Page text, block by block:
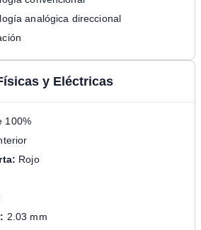
analógica direccional
y Eléctricas
100%
Rojo
2.03 mm